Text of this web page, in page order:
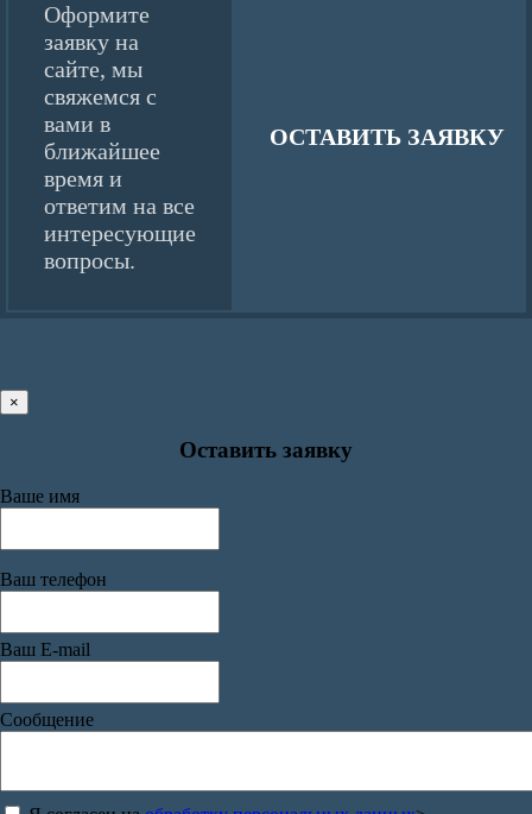
Оформите
заявку на
сайте, мы
свяжемся с
вами в
ближайшее
время и
ответим на все
интересующие
вопросы.
ОСТАВИТЬ ЗАЯВКУ
×
Оставить заявку
Ваше имя
Ваш телефон
Ваш E-mail
Сообщение